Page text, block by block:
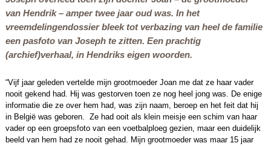
van Hendrik – amper twee jaar oud was. In het
vreemdelingendossier bleek tot verbazing van heel de familie
een pasfoto van Joseph te zitten. Een prachtig
(archief)verhaal, in Hendriks eigen woorden.
“Vijf jaar geleden vertelde mijn grootmoeder Joan me dat ze haar vader
nooit gekend had. Hij was gestorven toen ze nog heel jong was. De enige
informatie die ze over hem had, was zijn naam, beroep en het feit dat hij
in België was geboren. Ze had ooit als klein meisje een schim van haar
vader op een groepsfoto van een voetbalploeg gezien, maar een duidelijk
beeld van hem had ze nooit gehad. Mijn grootmoeder was maar 15 jaar